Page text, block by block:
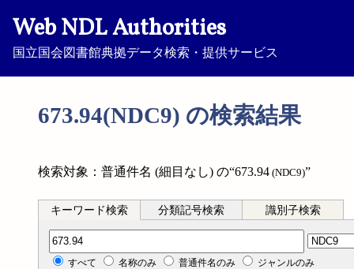
Web NDL Authorities
国立国会図書館典拠データ検索・提供サービス
673.94(NDC9) の検索結果
検索対象：普通件名 (細目なし) の“673.94 (NDC9)”
キーワード検索 分類記号検索 識別子検索
分類記号検索
すべて 名称のみ 普通件名のみ ジャンルのみ